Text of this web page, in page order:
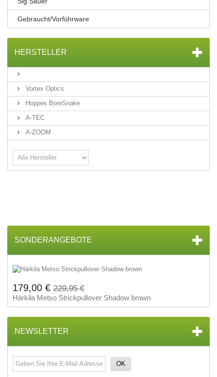
Gebraucht/Vorführware
HERSTELLER
Vortex Optics
Hoppes BoreSnake
A-TEC
A-ZOOM
SONDERANGEBOTE
179,00 € 229,95 €
Härkila Metso Strickpullover Shadow brown
NEWSLETTER
OK